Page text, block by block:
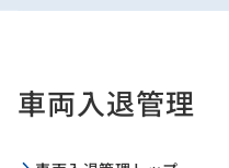
車両入退管理